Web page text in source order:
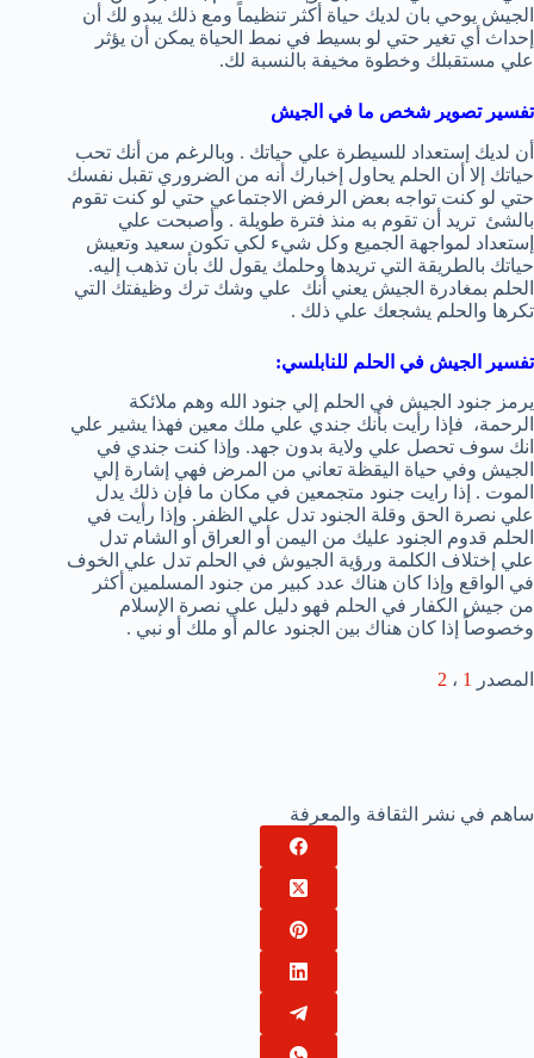
الجيش يوحي بان لديك حياة أكثر تنظيماً ومع ذلك يبدو لك أن
إحداث أي تغير حتي لو بسيط في نمط الحياة يمكن أن يؤثر
علي مستقبلك وخطوة مخيفة بالنسبة لك.
تفسير تصوير شخص ما في الجيش
أن لديك إستعداد للسيطرة علي حياتك . وبالرغم من أنك تحب
حياتك إلا أن الحلم يحاول إخبارك أنه من الضروري تقبل نفسك
حتي لو كنت تواجه بعض الرفض الاجتماعي حتي لو كنت تقوم
بالشئ تريد أن تقوم به منذ فترة طويلة . وأصبحت علي
إستعداد لمواجهة الجميع وكل شيء لكي تكون سعيد وتعيش
حياتك بالطريقة التي تريدها وحلمك يقول لك بأن تذهب إليه.
الحلم بمغادرة الجيش يعني أنك علي وشك ترك وظيفتك التي
تكرها والحلم يشجعك علي ذلك .
تفسير الجيش في الحلم للنابلسي:
يرمز جنود الجيش في الحلم إلي جنود الله وهم ملائكة
الرحمة، فإذا رأيت بأنك جندي علي ملك معين فهذا يشير علي
انك سوف تحصل علي ولاية بدون جهد. وإذا كنت جندي في
الجيش وفي حياة اليقظة تعاني من المرض فهي إشارة إلي
الموت . إذا رايت جنود متجمعين في مكان ما فإن ذلك يدل
علي نصرة الحق وقلة الجنود تدل علي الظفر. وإذا رأيت في
الحلم قدوم الجنود عليك من اليمن أو العراق أو الشام تدل
علي إختلاف الكلمة ورؤية الجيوش في الحلم تدل علي الخوف
في الواقع وإذا كان هناك عدد كبير من جنود المسلمين أكثر
من جيش الكفار في الحلم فهو دليل علي نصرة الإسلام
وخصوصاً إذا كان هناك بين الجنود عالم أو ملك أو نبي .
المصدر 1 ، 2
ساهم في نشر الثقافة والمعرفة